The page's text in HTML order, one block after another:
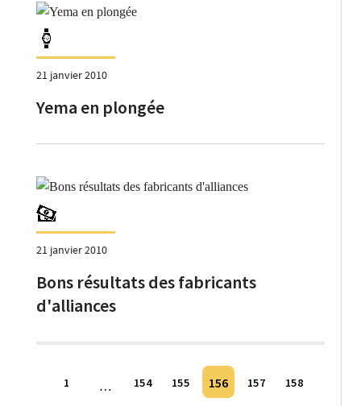
21 janvier 2010
Yema en plongée
21 janvier 2010
Bons résultats des fabricants
d'alliances
Pagination
1 … 154 155 156 157 158